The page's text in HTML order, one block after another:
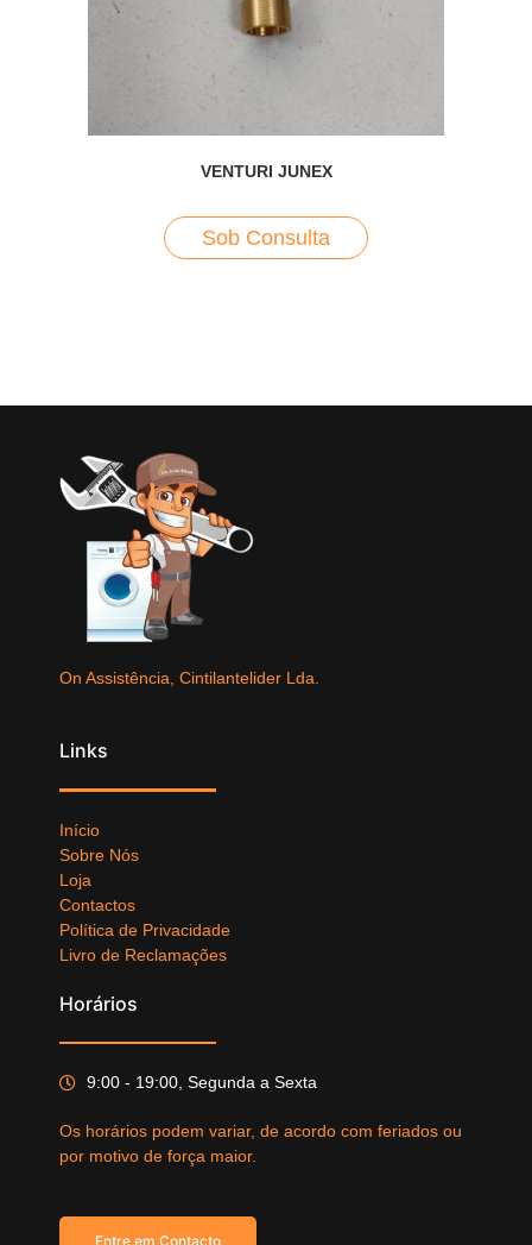
VENTURI JUNEX
Sob Consulta
On Assistência, Cintilantelider Lda.
Links
Início
Sobre Nós
Loja
Contactos
Política de Privacidade
Livro de Reclamações
Horários
9:00 - 19:00, Segunda a Sexta
Os horários podem variar, de acordo com feriados ou
por motivo de força maior.
Entre em Contacto